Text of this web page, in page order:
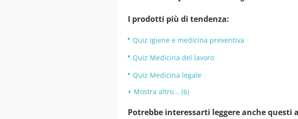
I prodotti più di tendenza:
Quiz Igiene e medicina preventiva
Quiz Medicina del lavoro
Quiz Medicina legale
Mostra altro... (6)
Potrebbe interessarti leggere anche questi